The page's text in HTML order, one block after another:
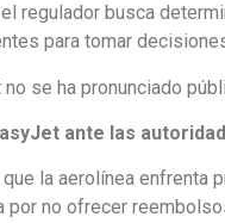
regulador busca
para tomar
se ha pronunciado
ante las
la aerolínea enfrenta
por no ofrecer